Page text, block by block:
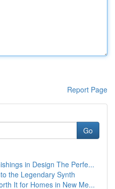
Report Page
Go
in Design The Perfe...
the Legendary Synth
It for Homes in New Me...